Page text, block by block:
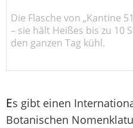
Die Flasche von „Kantine
– sie hält Heißes bis zu 10
den ganzen Tag kühl.
Es gibt einen
Botanischen